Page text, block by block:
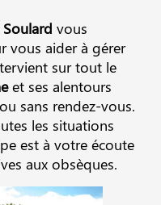
vous
vous aider à gérer
sur tout le
et ses alentours
sans rendez-vous.
les situations
est à votre écoute
aux obsèques.